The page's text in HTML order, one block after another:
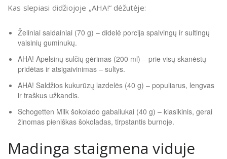
Kas slepiasi didžiojoje „AHA!“ dėžutėje:
Želiniai saldainiai (70 g) – didelė porcija spalvingų ir sultingų
vaisinių guminukų.
AHA! Apelsinų sulčių gėrimas (200 ml) – prie visų skanėstų
pridėtas ir atsigaivinimas – sultys.
AHA! Saldžios kukurūzų lazdelės (40 g) – populiarus, lengvas
ir traškus užkandis.
Schogetten Milk šokolado gabaliukai (40 g) – klasikinis, gerai
žinomas pieniškas šokoladas, tirpstantis burnoje.
Madinga staigmena viduje